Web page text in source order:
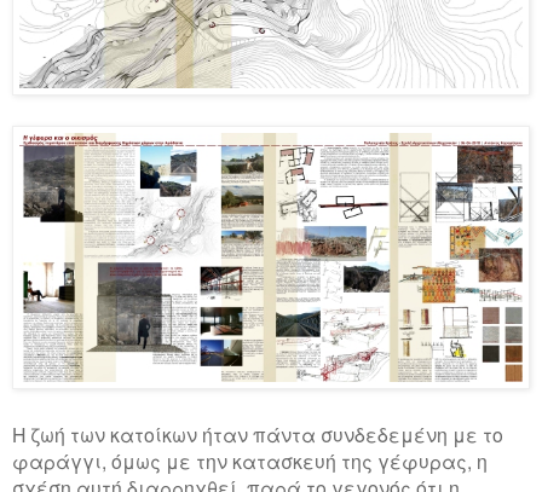
Η ζωή των κατοίκων ήταν πάντα συνδεδεμένη με το
φαράγγι, όμως με την κατασκευή της γέφυρας, η